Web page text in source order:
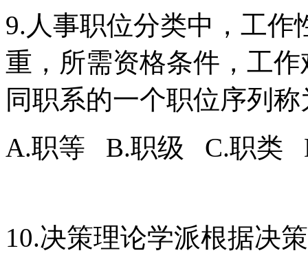
9.人事职位分类中，工
重，所需资格条件，工
同职系的一个职位序列称
A.职等 B.职级 C.职类
10.决策理论学派根据决